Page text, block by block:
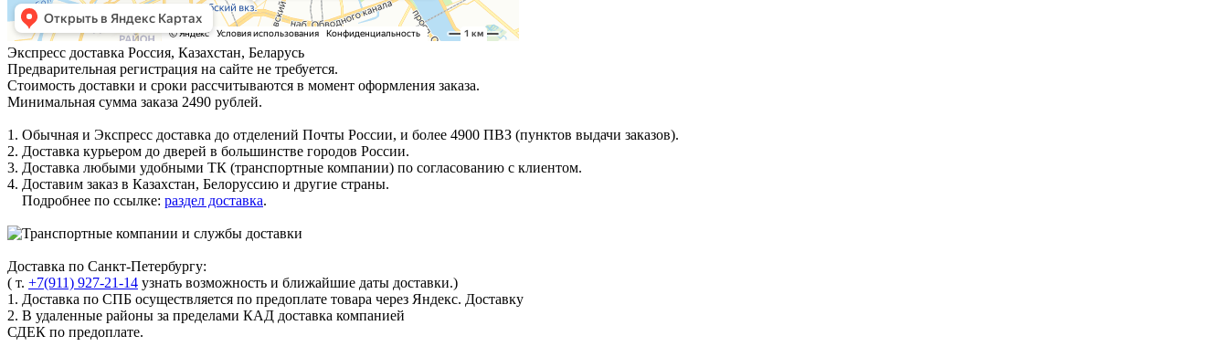
Экспресс доставка Россия, Казахстан, Беларусь
Предварительная регистрация на сайте не требуется.
Стоимость доставки и сроки рассчитываются в момент оформления заказа.
Минимальная сумма заказа 2490 рублей.
1. Обычная и Экспресс доставка до отделений Почты России, и более 4900 ПВЗ (пунктов выдачи заказов).
2. Доставка курьером до дверей в большинстве городов России.
3. Доставка любыми удобными ТК (транспортные компании) по согласованию с клиентом.
4. Доставим заказ в Казахстан, Белоруссию и другие страны.
Подробнее по ссылке: раздел доставка.
Доставка по Санкт-Петербургу:
( т. +7(911) 927-21-14 узнать возможность и ближайшие даты доставки.)
1. Доставка по СПБ осуществляется по предоплате товара через Яндекс. Доставку
2. В удаленные районы за пределами КАД доставка компанией
СДЕК по предоплате.